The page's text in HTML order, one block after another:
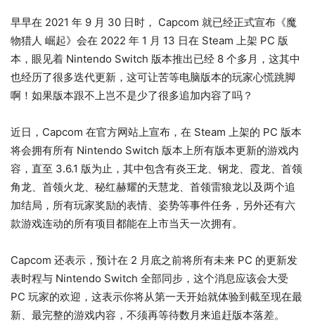
早早在 2021 年 9 月 30 日时， Capcom 就已经正式宣布《魔
物猎人 崛起》会在 2022 年 1 月 13 日在 Steam 上架 PC 版
本，眼见着 Nintendo Switch 版本推出已经 8 个多月，这其中
也经历了很多迭代更新，这可让苦等电脑版本的玩家心慌跳脚
啊！如果版本跟不上岂不是少了很多追加内容了吗？
近日，Capcom 在官方网站上宣布，在 Steam 上架的 PC 版本
将会拥有所有 Nintendo Switch 版本上所有版本更新的游戏内
容，直至 3.6.1 版为止，其中包含有炎王龙、钢龙、霞龙、首领
角龙、首领火龙、秘红赫耀的天慧龙、首领雷狼龙以及两个追
加结局，所有玩家奖励的表情、姿势等事件任务，另外还有六
款游戏连动的所有项目都能在上市当天一次拥有。
Capcom 还表示，预计在 2 月底之前将所有未来 PC 的更新发
表时程与 Nintendo Switch 全部同步，这个消息应该会大受
PC 玩家的欢迎，这表示你将从第一天开始就体验到截至现在最
新、最完整的游戏内容，不须再等待数月来追赶版本落差。